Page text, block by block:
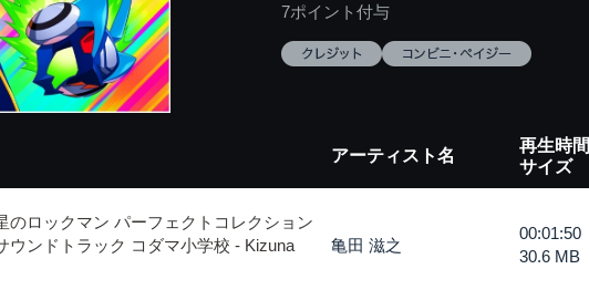
7ポイント付与
アーティスト名
再生時間
サイズ
のロックマン パーフェクトコレクション
ウンドトラック コダマ小学校 - Kizuna
亀田 滋之
00:01:50
30.6 MB